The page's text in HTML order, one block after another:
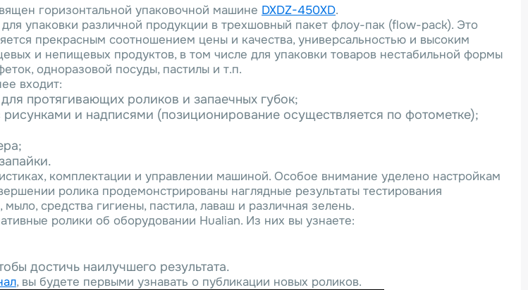
горизонтальной упаковочной машине DXDZ-450XD.
упаковки различной продукции в трехшовный пакет флоу-пак (flow-pack). Это
прекрасным соотношением цены и качества, универсальностью и высоким
и непищевых продуктов, в том числе для упаковки товаров нестабильной формы
одноразовой посуды, пастилы и т.п.
входит:
протягивающих роликов и запаечных губок;
и надписями (позиционирование осуществляется по фотометке);
комплектации и управлении машиной. Особое внимание уделено настройкам
ролика продемонстрированы наглядные результаты тестирования
средства гигиены, пастила, лаваш и различная зелень.
ролики об оборудовании Hualian. Из них вы узнаете:
достичь наилучшего результата.
, вы будете первыми узнавать о публикации новых роликов.